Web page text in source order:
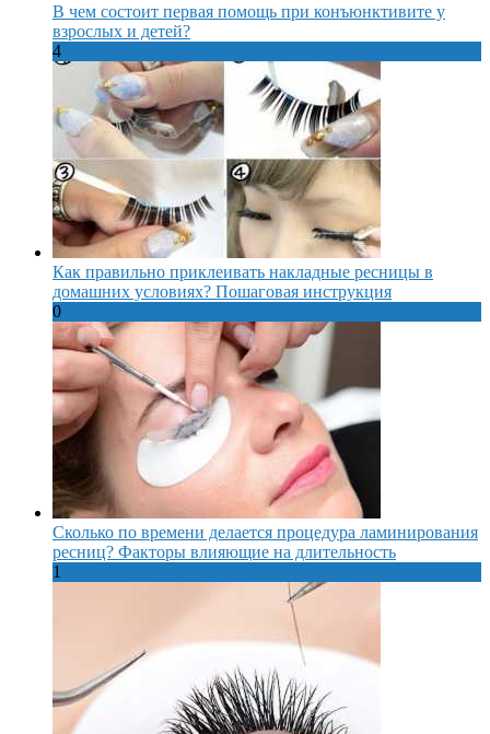
В чем состоит первая помощь при конъюнктивите у
взрослых и детей?
4
Как правильно приклеивать накладные ресницы в
домашних условиях? Пошаговая инструкция
0
Сколько по времени делается процедура ламинирования
ресниц? Факторы влияющие на длительность
1